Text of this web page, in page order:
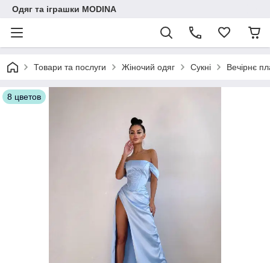
Одяг та іграшки MODINA
Товари та послуги Жіночий одяг Сукні Вечірнє
8 цветов